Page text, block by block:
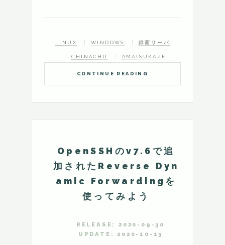
CONTINUE READING
LINUX WINDOWS 録画サーバ
CHINACHU AMATSUKAZE
OpenSSHのv7.6で追
加されたReverse Dyn
amic Forwardingを
使ってみよう
RELEASE: 2020-09-30
UPDATE: 2020-10-13